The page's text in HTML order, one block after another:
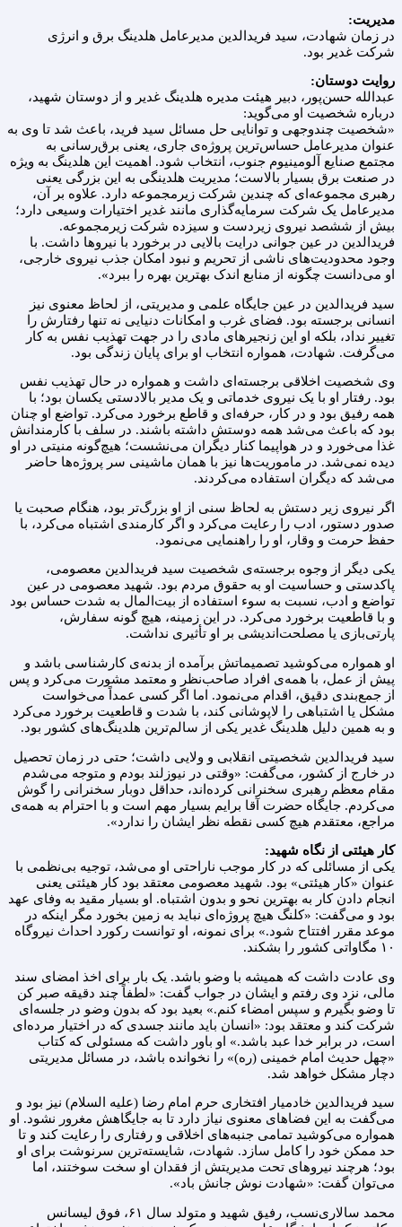
مدیریت:
در زمان شهادت، سید فریدالدین مدیرعامل هلدینگ برق و انرژی
شرکت غدیر بود.
روایت دوستان:
عبدالله حسن‌پور، دبیر هیئت مدیره هلدینگ غدیر و از دوستان شهید،
درباره شخصیت او می‌گوید:
«شخصیت چندوجهی و توانایی حل مسائل سید فرید، باعث شد تا وی به
عنوان مدیرعامل حساس‌ترین پروژه‌ی جاری، یعنی برق‌رسانی به
مجتمع صنایع آلومینیوم جنوب، انتخاب شود. اهمیت این هلدینگ به ویژه
در صنعت برق بسیار بالاست؛ مدیریت هلدینگی به این بزرگی یعنی
رهبری مجموعه‌ای که چندین شرکت زیرمجموعه دارد. علاوه بر آن،
مدیرعامل یک شرکت سرمایه‌گذاری مانند غدیر اختیارات وسیعی دارد؛
بیش از ششصد نیروی زیردست و سیزده شرکت زیرمجموعه.
فریدالدین در عین جوانی درایت بالایی در برخورد با نیروها داشت. با
وجود محدودیت‌های ناشی از تحریم و نبود امکان جذب نیروی خارجی،
او می‌دانست چگونه از منابع اندک بهترین بهره را ببرد».
سید فریدالدین در عین جایگاه علمی و مدیریتی، از لحاظ معنوی نیز
انسانی برجسته بود. فضای غرب و امکانات دنیایی نه تنها رفتارش را
تغییر نداد، بلکه او این زنجیرهای مادی را در جهت تهذیب نفس به کار
می‌گرفت. شهادت، همواره انتخاب او برای پایان زندگی بود.
وی شخصیت اخلاقی برجسته‌ای داشت و همواره در حال تهذیب نفس
بود. رفتار او با یک نیروی خدماتی و یک مدیر بالادستی یکسان بود؛ با
همه رفیق بود و در کار، حرفه‌ای و قاطع برخورد می‌کرد. تواضع او چنان
بود که باعث می‌شد همه دوستش داشته باشند. در سلف با کارمندانش
غذا می‌خورد و در هواپیما کنار دیگران می‌نشست؛ هیچ‌گونه منیتی در او
دیده نمی‌شد. در ماموریت‌ها نیز با همان ماشینی سر پروژه‌ها حاضر
می‌شد که دیگران استفاده می‌کردند.
اگر نیروی زیر دستش به لحاظ سنی از او بزرگ‌تر بود، هنگام صحبت یا
صدور دستور، ادب را رعایت می‌کرد و اگر کارمندی اشتباه می‌کرد، با
حفظ حرمت و وقار، او را راهنمایی می‌نمود.
یکی دیگر از وجوه برجسته‌ی شخصیت سید فریدالدین معصومی،
پاکدستی و حساسیت او به حقوق مردم بود. شهید معصومی در عین
تواضع و ادب، نسبت به سوء استفاده از بیت‌المال به شدت حساس بود
و با قاطعیت برخورد می‌کرد. در این زمینه، هیچ گونه سفارش،
پارتی‌بازی یا مصلحت‌اندیشی بر او تأثیری نداشت.
او همواره می‌کوشید تصمیماتش برآمده از بدنه‌ی کارشناسی باشد و
پیش از عمل، با همه‌ی افراد صاحب‌نظر و معتمد مشورت می‌کرد و پس
از جمع‌بندی دقیق، اقدام می‌نمود. اما اگر کسی عمداً می‌خواست
مشکل یا اشتباهی را لاپوشانی کند، با شدت و قاطعیت برخورد می‌کرد
و به همین دلیل هلدینگ غدیر یکی از سالم‌ترین هلدینگ‌های کشور بود.
سید فریدالدین شخصیتی انقلابی و ولایی داشت؛ حتی در زمان تحصیل
در خارج از کشور، می‌گفت: «وقتی در نیوزلند بودم و متوجه می‌شدم
مقام معظم رهبری سخنرانی کرده‌اند، حداقل دوبار سخنرانی را گوش
می‌کردم. جایگاه حضرت آقا برایم بسیار مهم است و با احترام به همه‌ی
مراجع، معتقدم هیچ کسی نقطه نظر ایشان را ندارد».
کار هیئتی از نگاه شهید:
یکی از مسائلی که در کار موجب ناراحتی او می‌شد، توجیه بی‌نظمی با
عنوان «کار هیئتی» بود. شهید معصومی معتقد بود کار هیئتی یعنی
انجام دادن کار به بهترین نحو و بدون اشتباه. او بسیار مقید به وفای عهد
بود و می‌گفت: «کلنگ هیچ پروژه‌ای نباید به زمین بخورد مگر اینکه در
موعد مقرر افتتاح شود.» برای نمونه، او توانست رکورد احداث نیروگاه
۱۰ مگاواتی کشور را بشکند.
وی عادت داشت که همیشه با وضو باشد. یک بار برای اخذ امضای سند
مالی، نزد وی رفتم و ایشان در جواب گفت: «لطفاً چند دقیقه صبر کن
تا وضو بگیرم و سپس امضاء کنم.» بعید بود که بدون وضو در جلسه‌ای
شرکت کند و معتقد بود: «انسان باید مانند جسدی که در اختیار مرده‌ای
است، در برابر خدا عبد باشد.» او باور داشت که مسئولی که کتاب
«چهل حدیث امام خمینی (ره)» را نخوانده باشد، در مسائل مدیریتی
دچار مشکل خواهد شد.
سید فریدالدین خادمیار افتخاری حرم امام رضا (علیه السلام) نیز بود و
می‌گفت به این فضاهای معنوی نیاز دارد تا به جایگاهش مغرور نشود. او
همواره می‌کوشید تمامی جنبه‌های اخلاقی و رفتاری را رعایت کند و تا
حد ممکن خود را کامل سازد. شهادت، شایسته‌ترین سرنوشت برای او
بود؛ هرچند نیروهای تحت مدیریتش از فقدان او سخت سوختند، اما
می‌توان گفت: «شهادت نوش جانش باد».
محمد سالاری‌نسب، رفیق شهید و متولد سال ۶۱، فوق لیسانس